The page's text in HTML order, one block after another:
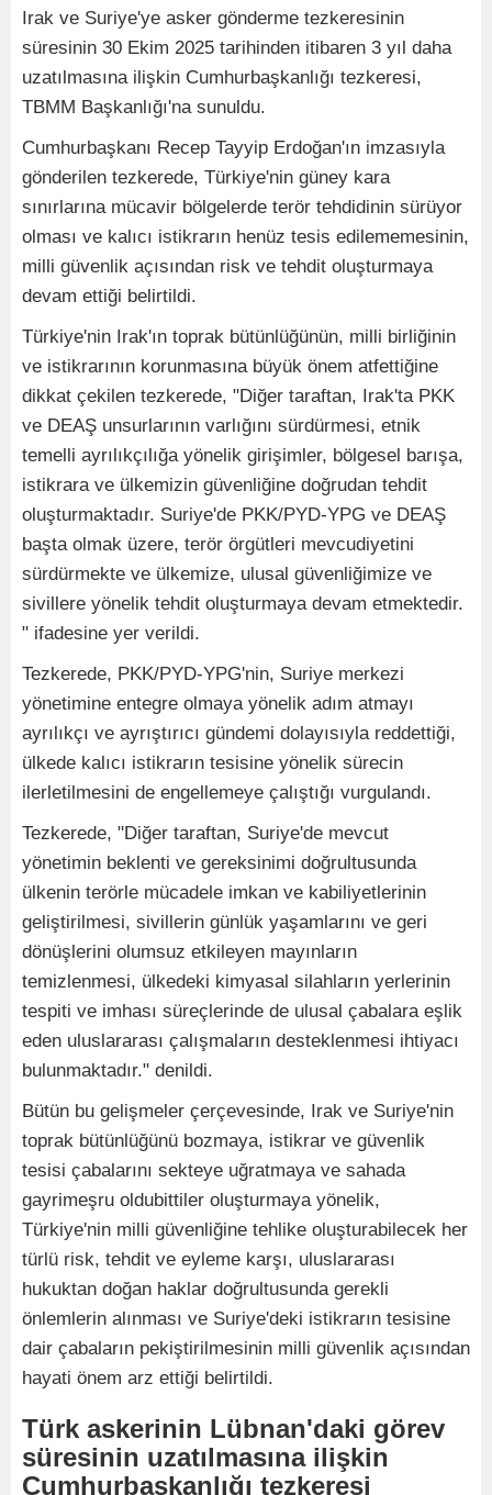
Irak ve Suriye'ye asker gönderme tezkeresinin
süresinin 30 Ekim 2025 tarihinden itibaren 3 yıl daha
uzatılmasına ilişkin Cumhurbaşkanlığı tezkeresi,
TBMM Başkanlığı'na sunuldu.
Cumhurbaşkanı Recep Tayyip Erdoğan'ın imzasıyla
gönderilen tezkerede, Türkiye'nin güney kara
sınırlarına mücavir bölgelerde terör tehdidinin sürüyor
olması ve kalıcı istikrarın henüz tesis edilememesinin,
milli güvenlik açısından risk ve tehdit oluşturmaya
devam ettiği belirtildi.
Türkiye'nin Irak'ın toprak bütünlüğünün, milli birliğinin
ve istikrarının korunmasına büyük önem atfettiğine
dikkat çekilen tezkerede, "Diğer taraftan, Irak'ta PKK
ve DEAŞ unsurlarının varlığını sürdürmesi, etnik
temelli ayrılıkçılığa yönelik girişimler, bölgesel barışa,
istikrara ve ülkemizin güvenliğine doğrudan tehdit
oluşturmaktadır. Suriye'de PKK/PYD-YPG ve DEAŞ
başta olmak üzere, terör örgütleri mevcudiyetini
sürdürmekte ve ülkemize, ulusal güvenliğimize ve
sivillere yönelik tehdit oluşturmaya devam etmektedir.
" ifadesine yer verildi.
Tezkerede, PKK/PYD-YPG'nin, Suriye merkezi
yönetimine entegre olmaya yönelik adım atmayı
ayrılıkçı ve ayrıştırıcı gündemi dolayısıyla reddettiği,
ülkede kalıcı istikrarın tesisine yönelik sürecin
ilerletilmesini de engellemeye çalıştığı vurgulandı.
Tezkerede, "Diğer taraftan, Suriye'de mevcut
yönetimin beklenti ve gereksinimi doğrultusunda
ülkenin terörle mücadele imkan ve kabiliyetlerinin
geliştirilmesi, sivillerin günlük yaşamlarını ve geri
dönüşlerini olumsuz etkileyen mayınların
temizlenmesi, ülkedeki kimyasal silahların yerlerinin
tespiti ve imhası süreçlerinde de ulusal çabalara eşlik
eden uluslararası çalışmaların desteklenmesi ihtiyacı
bulunmaktadır." denildi.
Bütün bu gelişmeler çerçevesinde, Irak ve Suriye'nin
toprak bütünlüğünü bozmaya, istikrar ve güvenlik
tesisi çabalarını sekteye uğratmaya ve sahada
gayrimeşru oldubittiler oluşturmaya yönelik,
Türkiye'nin milli güvenliğine tehlike oluşturabilecek her
türlü risk, tehdit ve eyleme karşı, uluslararası
hukuktan doğan haklar doğrultusunda gerekli
önlemlerin alınması ve Suriye'deki istikrarın tesisine
dair çabaların pekiştirilmesinin milli güvenlik açısından
hayati önem arz ettiği belirtildi.
Türk askerinin Lübnan'daki görev
süresinin uzatılmasına ilişkin
Cumhurbaşkanlığı tezkeresi